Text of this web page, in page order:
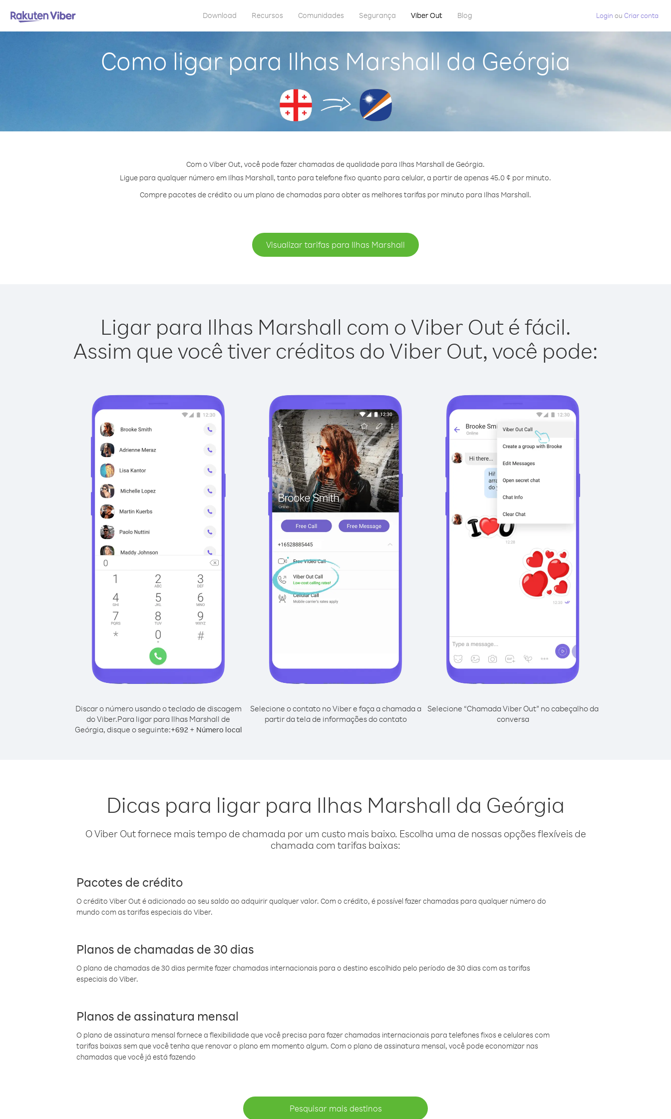
Download Recursos Comunidades Segurança Viber Out Blog Login ou Criar conta
Como ligar para Ilhas Marshall da Geórgia
Com o Viber Out, você pode fazer chamadas de qualidade para Ilhas Marshall de Geórgia.
Ligue para qualquer número em Ilhas Marshall, tanto para telefone fixo quanto para celular, a partir de apenas 45.0 ¢ por minuto.
Compre pacotes de crédito ou um plano de chamadas para obter as melhores tarifas por minuto para Ilhas Marshall.
Visualizar tarifas para Ilhas Marshall
Ligar para Ilhas Marshall com o Viber Out é fácil.
Assim que você tiver créditos do Viber Out, você pode:
Discar o número usando o teclado de discagem
do Viber.Para ligar para Ilhas Marshall de
Geórgia, disque o seguinte:+692+ Número local
Selecione o contato no Viber e faça a chamada a
partir da tela de informações do contato
Selecione “Chamada Viber Out” no cabeçalho da
conversa
Dicas para ligar para Ilhas Marshall da Geórgia
O Viber Out fornece mais tempo de chamada por um custo mais baixo. Escolha uma de nossas opções flexíveis de
chamada com tarifas baixas:
Pacotes de crédito
O crédito Viber Out é adicionado ao seu saldo ao adquirir qualquer valor. Com o crédito, é possível fazer chamadas para qualquer número do
mundo com as tarifas especiais do Viber.
Planos de chamadas de 30 dias
O plano de chamadas de 30 dias permite fazer chamadas internacionais para o destino escolhido pelo período de 30 dias com as tarifas
especiais do Viber.
Planos de assinatura mensal
O plano de assinatura mensal fornece a flexibilidade que você precisa para fazer chamadas internacionais para telefones fixos e celulares com
tarifas baixas sem que você tenha que renovar o plano em momento algum. Com o plano de assinatura mensal, você pode economizar nas
chamadas que você já está fazendo
Pesquisar mais destinos